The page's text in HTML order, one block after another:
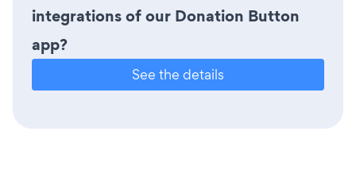
integrations of our Donation Button
app?
See the details